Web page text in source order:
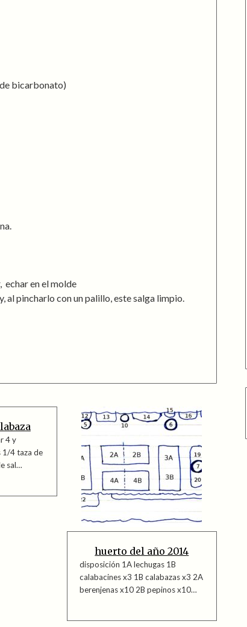
bicarbonato)
echar en el molde
al pincharlo con un palillo, este salga limpio.
4 y
1/4 taza de
sal…
huerto del año 2014
disposición 1A lechugas 1B
calabacines x3 1B calabazas x3 2A
berenjenas x10 2B pepinos x10…